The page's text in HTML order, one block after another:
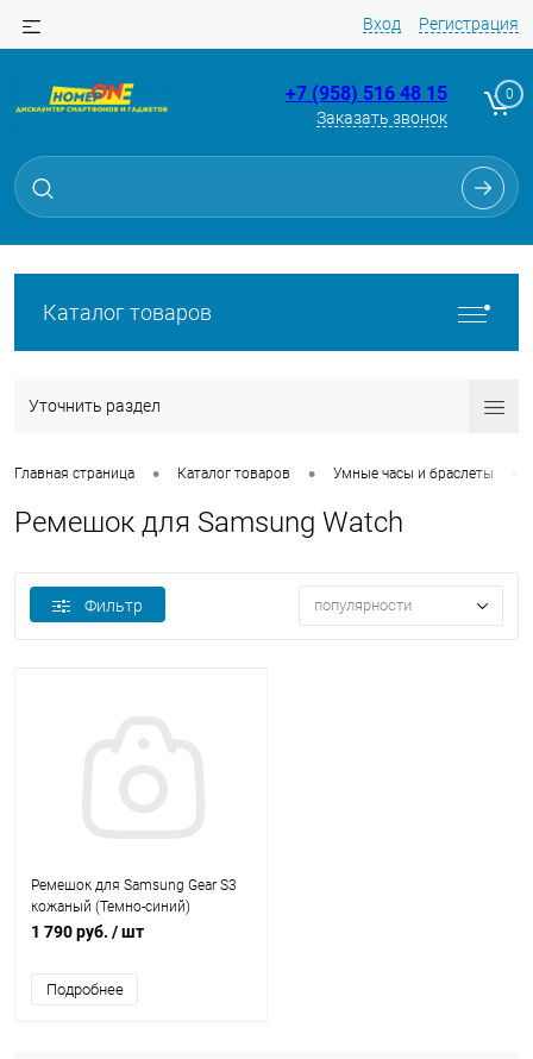
Вход Регистрация
+7 (958) 516 48 15
Заказать звонок
0
Каталог товаров
Уточнить раздел
Главная страница • Каталог товаров • Умные часы и браслеты
Ремешок для Samsung Watch
Фильтр популярности
Ремешок для Samsung Gear S3
кожаный (Темно-синий)
1 790 руб. / шт
Подробнее